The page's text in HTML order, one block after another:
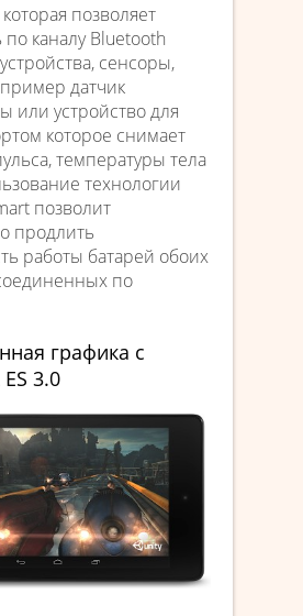
позволяет
каналу Bluetooth
сенсоры,
датчик
или устройство для
которое снимает
температуры тела
технологии
позволит
продлить
работы батарей обоих
по
графика с
3.0